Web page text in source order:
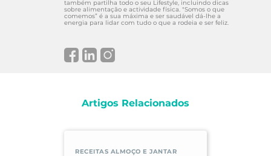
também partilha todo o seu Lifestyle, incluindo dicas
sobre alimentação e actividade física. "Somos o que
comemos” é a sua máxima e ser saudável dá-lhe a
energia para lidar com tudo o que a rodeia e ser feliz.
Artigos Relacionados
RECEITAS ALMOÇO E JANTAR